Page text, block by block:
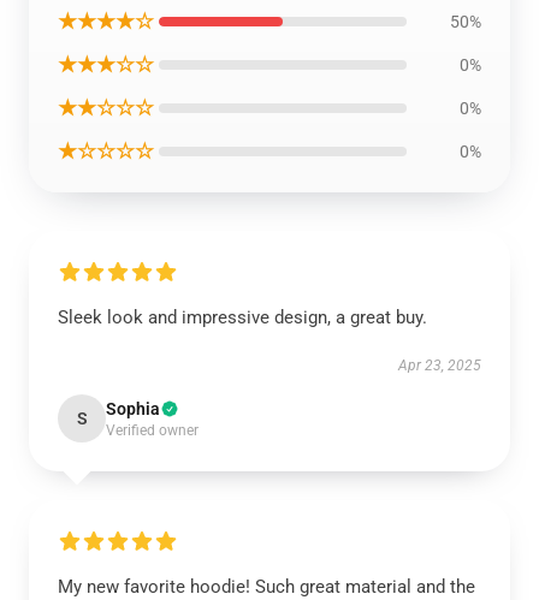
★★★★☆ 50%
★★★☆☆ 0%
★★☆☆☆ 0%
★☆☆☆☆ 0%
Sleek look and impressive design, a great buy.
Apr 23, 2025
S Sophia
Verified owner
My new favorite hoodie! Such great material and the